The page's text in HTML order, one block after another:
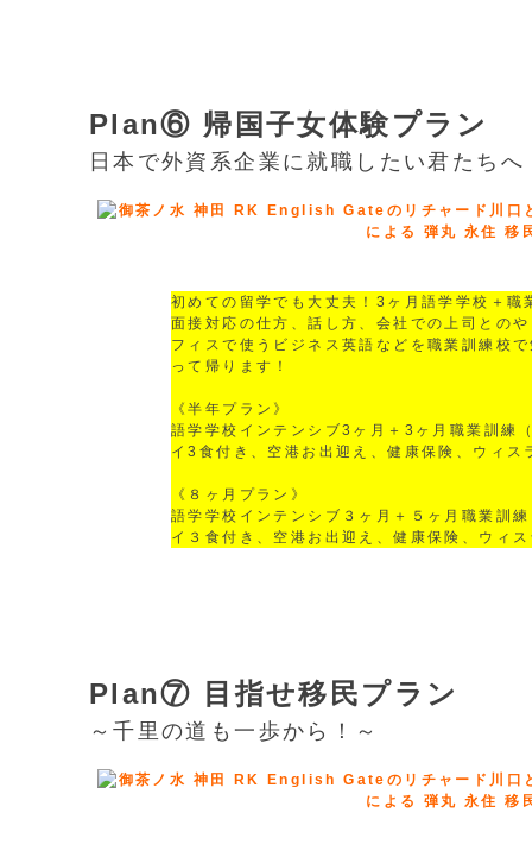
Plan⑥ 帰国子女体験プラン
日本で外資系企業に就職したい君たちへ
初めての留学でも大丈夫！3ヶ月語学学校＋職
面接対応の仕方、話し方、会社での上司との
フィスで使うビジネス英語などを職業訓練校
って帰ります！
《半年プラン》
語学学校インテンシブ3ヶ月＋3ヶ月職業訓練
イ3食付き、空港お出迎え、健康保険、ウィ
《８ヶ月プラン》
語学学校インテンシブ３ヶ月＋５ヶ月職業訓
イ３食付き、空港お出迎え、健康保険、ウィ
Plan⑦ 目指せ移民プラン
～千里の道も一歩から！～